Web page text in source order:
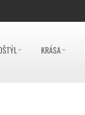
KRÁSA